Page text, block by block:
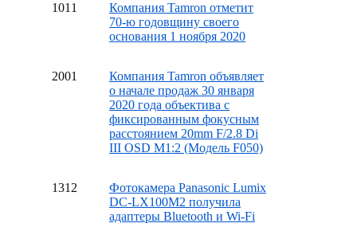
1011
Компания Tamron отметит
70-ю годовщину своего
основания 1 ноября 2020
2001
Компания Tamron объявляет
о начале продаж 30 января
2020 года объектива с
фиксированным фокусным
расстоянием 20mm F/2.8 Di
III OSD M1:2 (Модель F050)
1312
Фотокамера Panasonic Lumix
DC-LX100M2 получила
адаптеры Bluetooth и Wi-Fi